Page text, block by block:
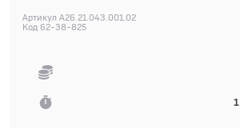
Артикул A26.21.043.001.02
Код 62-38-825